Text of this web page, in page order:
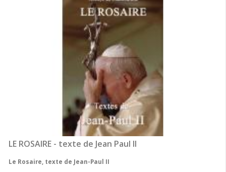
LE ROSAIRE - texte de Jean Paul II
Le Rosaire, texte de Jean-Paul II